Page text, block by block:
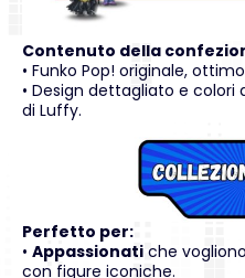
Contenuto della
• Funko Pop! originale,
• Design dettagliato e colori
di Luffy.
Perfetto per:
• Appassionati che
con figure iconiche.